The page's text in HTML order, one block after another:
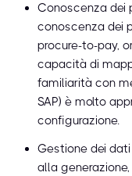
Conoscenza dei
conoscenza dei
procure-to-pay,
capacità di
familiarità con
SAP) è molto
configurazione.
Gestione dei
alla